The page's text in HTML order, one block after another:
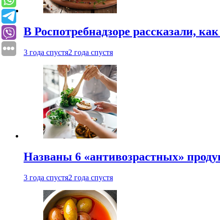
В Роспотребнадзоре рассказали,
3 года спустя2 года спустя
Названы 6 «антивозрастных»
3 года спустя2 года спустя